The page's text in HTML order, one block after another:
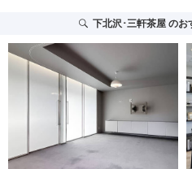
下北沢･三軒茶屋のお